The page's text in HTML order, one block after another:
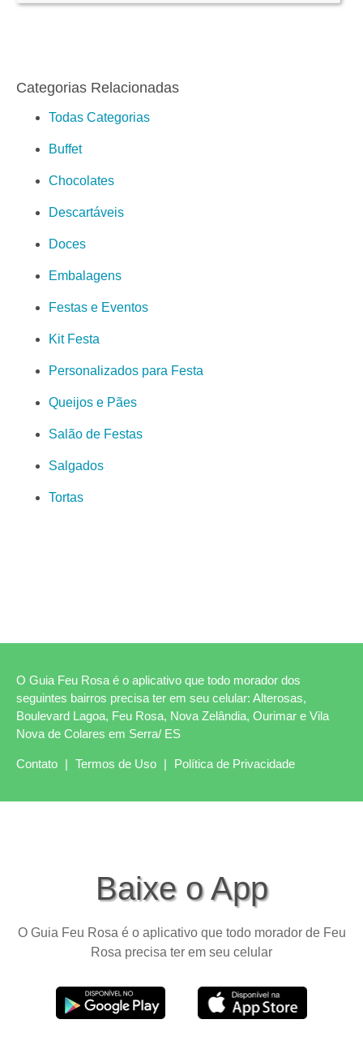
Categorias Relacionadas
Todas Categorias
Buffet
Chocolates
Descartáveis
Doces
Embalagens
Festas e Eventos
Kit Festa
Personalizados para Festa
Queijos e Pães
Salão de Festas
Salgados
Tortas
O Guia Feu Rosa é o aplicativo que todo morador dos
seguintes bairros precisa ter em seu celular: Alterosas,
Boulevard Lagoa, Feu Rosa, Nova Zelândia, Ourimar e Vila
Nova de Colares em Serra/ ES
Contato | Termos de Uso | Política de Privacidade
Baixe o App
O Guia Feu Rosa é o aplicativo que todo morador de Feu
Rosa precisa ter em seu celular